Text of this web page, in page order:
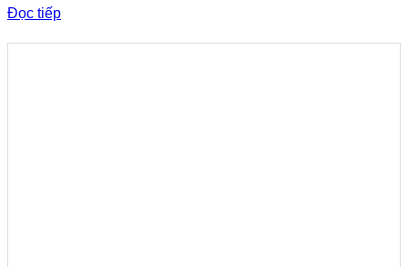
Đọc tiếp